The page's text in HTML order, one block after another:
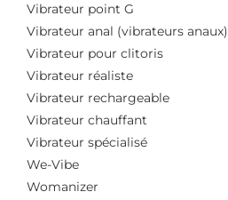
Vibrateur point G
Vibrateur anal (vibrateurs anaux)
Vibrateur pour clitoris
Vibrateur réaliste
Vibrateur rechargeable
Vibrateur chauffant
Vibrateur spécialisé
We-Vibe
Womanizer